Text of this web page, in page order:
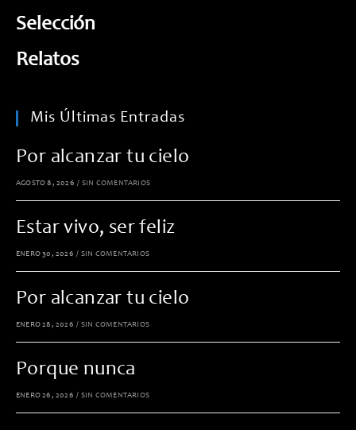
Selección
Relatos
Mis Últimas Entradas
Por alcanzar tu cielo
AGOSTO 8, 2026 / SIN COMENTARIOS
Estar vivo, ser feliz
ENERO 30, 2026 / SIN COMENTARIOS
Por alcanzar tu cielo
ENERO 28, 2026 / SIN COMENTARIOS
Porque nunca
ENERO 26, 2026 / SIN COMENTARIOS